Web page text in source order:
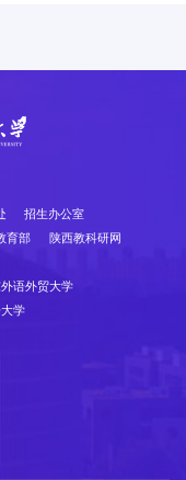
招生办公室
育部
陕西教科研网
语外贸大学
学